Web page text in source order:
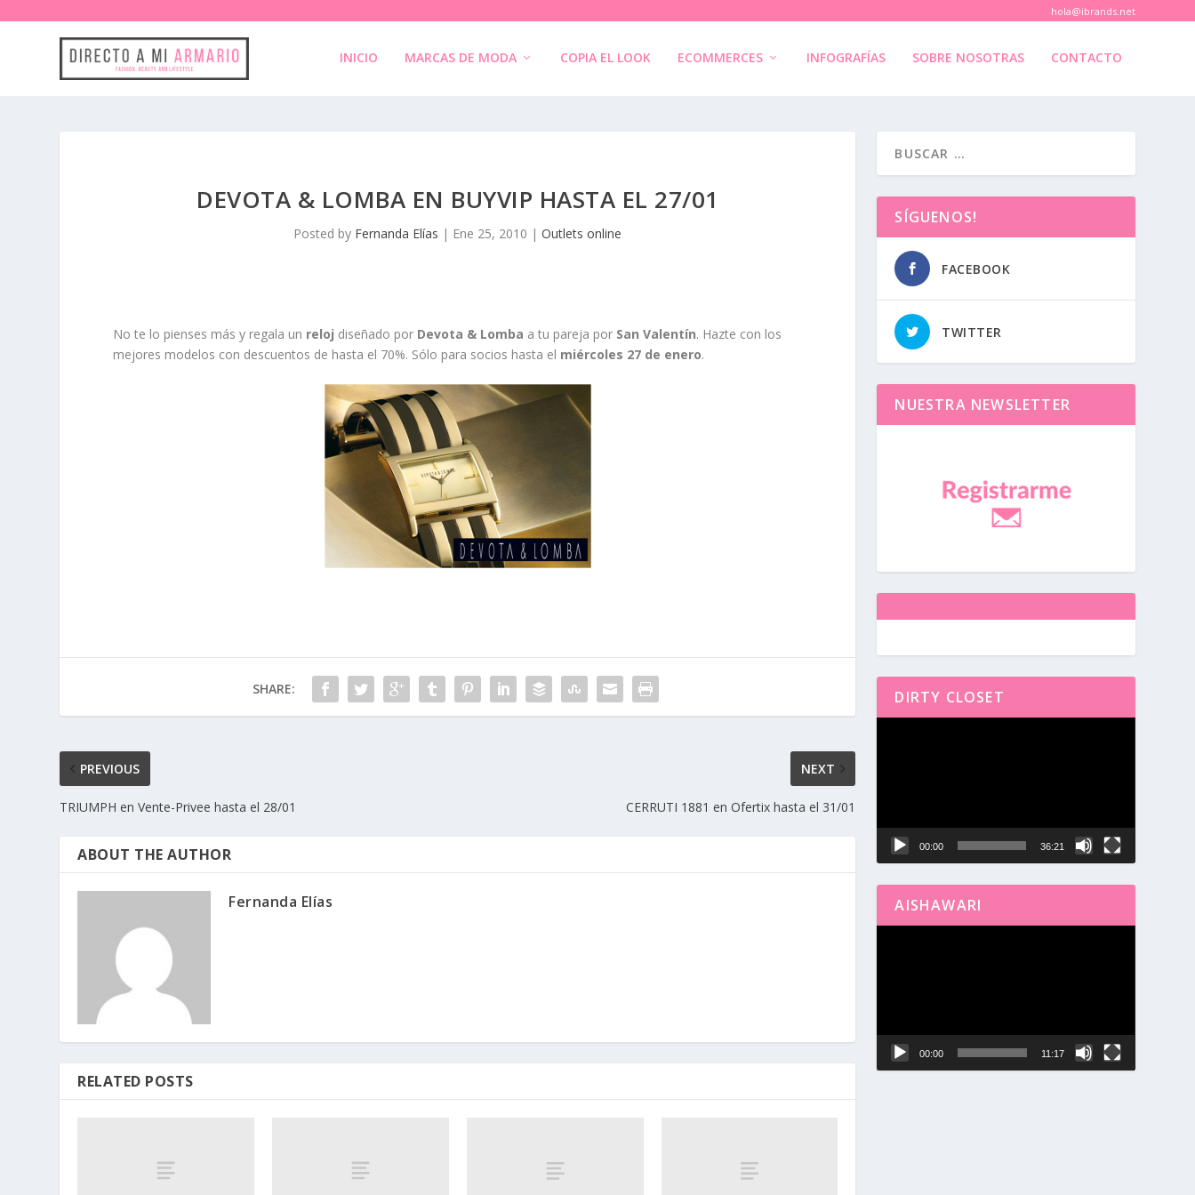
hola@ibrands.net
INICIO MARCAS DE MODA COPIA EL LOOK ECOMMERCES INFOGRAFÍAS SOBRE NOSOTRAS CONTACTO
DEVOTA & LOMBA EN BUYVIP HASTA EL 27/01
Posted by Fernanda Elías | Ene 25, 2010 |Outlets online
No te lo pienses más y regala un reloj diseñado por Devota & Lomba a tu pareja por San Valentín. Hazte con los
mejores modelos con descuentos de hasta el 70%. Sólo para socios hasta el miércoles 27 de enero.
SHARE:
PREVIOUS
TRIUMPH en Vente-Privee hasta el 28/01
NEXT
CERRUTI 1881 en Ofertix hasta el 31/01
ABOUT THE AUTHOR
Fernanda Elías
RELATED POSTS
SÍGUENOS!
FACEBOOK
TWITTER
NUESTRA NEWSLETTER
DIRTY CLOSET
00:00 36:21
AISHAWARI
00:00 11:17